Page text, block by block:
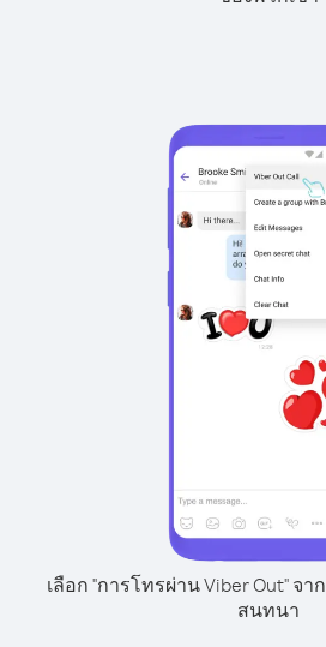
เลือก "การโทรผ่าน Viber Out" จ
สนทนา